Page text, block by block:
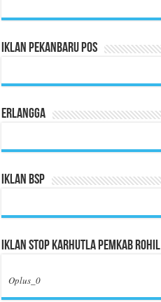
Iklan Pekanbaru Pos
Erlangga
Iklan BSP
Iklan Stop Karhutla Pemkab Rohil
Oplus_0